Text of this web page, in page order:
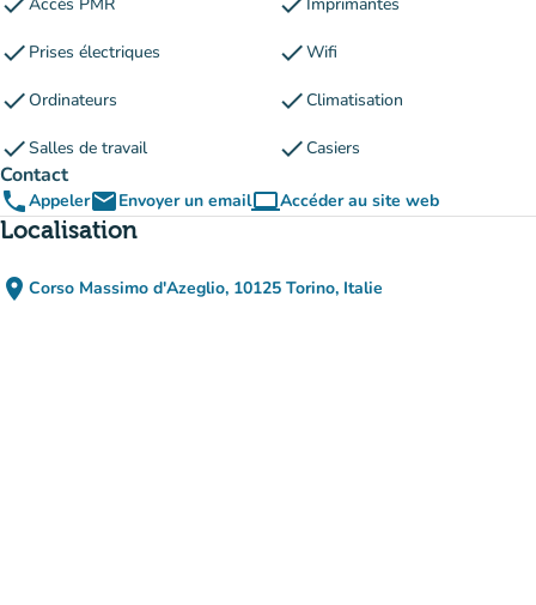
check Prises électriques checkWifi
checkOrdinateurs checkClimatisation
checkSalles de travail checkCasiers
Contact
phoneAppeleremailEnvoyer un emailcomputerAccéder au site web
(nouvel onglet)
Localisation
place Corso Massimo d'Azeglio, 10125 Torino, Italie
(ouvrir dans Google Maps)
(nouvel onglet)